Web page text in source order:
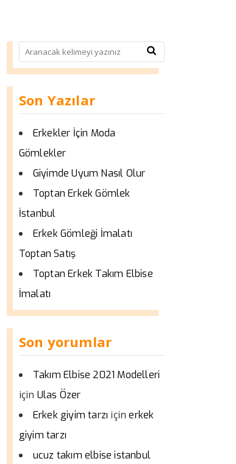
Son Yazılar
Erkekler İçin Moda
Gömlekler
Giyimde Uyum Nasıl Olur
Toptan Erkek Gömlek
İstanbul
Erkek Gömleği İmalatı
Toptan Satış
Toptan Erkek Takım Elbise
İmalatı
Son yorumlar
Takım Elbise 2021 Modelleri
için Ulas Özer
Erkek giyim tarzı içinerkek
giyim tarzı
ucuz takım elbise istanbul